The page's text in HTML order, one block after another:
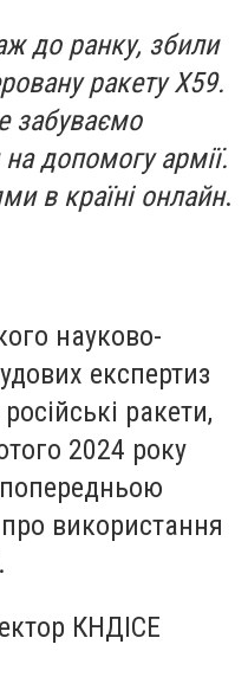
до ранку, збили
ракету Х59.
забуваємо
допомогу армії.
в країні онлайн.
науково-
експертиз
ракети,
2024 року
використання
КНДІСЕ